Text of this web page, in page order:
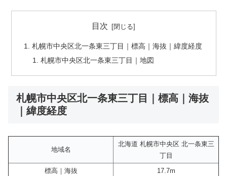
目次
札幌市中央区北一条東三丁目｜標高｜海抜｜緯度経度
札幌市中央区北一条東三丁目｜地図
札幌市中央区北一条東三丁目｜標高｜海抜
｜緯度経度
地域名
北海道 札幌市中央区 北一条東三
丁目
標高｜海抜
17.7m